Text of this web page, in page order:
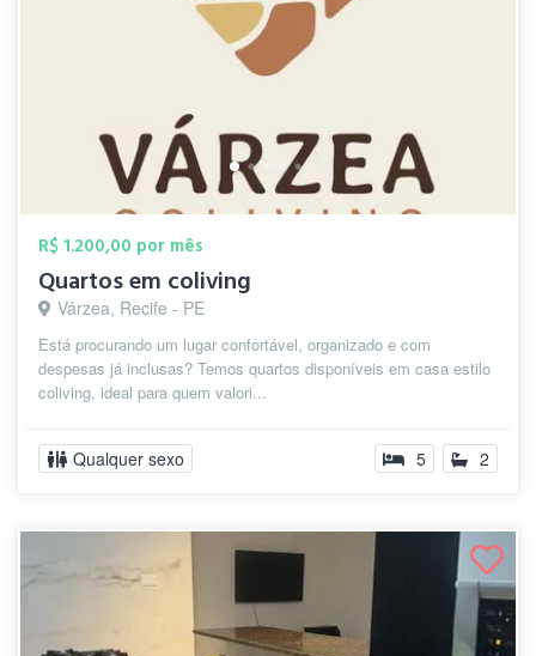
R$ 1.200,00 por mês
Quartos em coliving
Várzea, Recife - PE
Está procurando um lugar confortável, organizado e com
despesas já inclusas? Temos quartos disponíveis em casa estilo
coliving, ideal para quem valori...
Qualquer sexo 5 2